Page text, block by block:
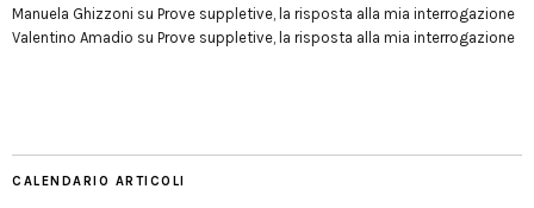
Manuela Ghizzoni su Prove suppletive, la risposta alla mia interrogazione
Valentino Amadio su Prove suppletive, la risposta alla mia interrogazione
CALENDARIO ARTICOLI